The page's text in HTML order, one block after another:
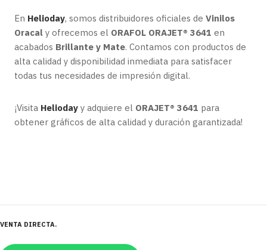
En Helioday, somos distribuidores oficiales de Vinilos
Oracal y ofrecemos el ORAFOL ORAJET® 3641 en
acabados Brillante y Mate. Contamos con productos de
alta calidad y disponibilidad inmediata para satisfacer
todas tus necesidades de impresión digital.
¡Visita Helioday y adquiere el ORAJET® 3641 para
obtener gráficos de alta calidad y duración garantizada!
VENTA DIRECTA